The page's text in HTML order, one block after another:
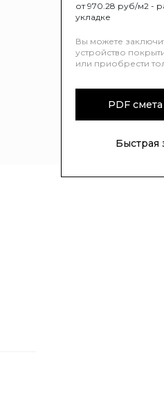
от 970.28 руб/м2 -
укладке
Вы можете
устройство
или приобрести
PDF
Быстрая